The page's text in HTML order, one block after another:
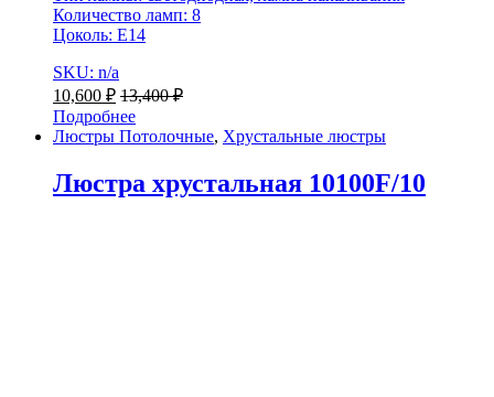
Количество ламп: 8
Цоколь: Е14
SKU: n/a
10,600 ₽ 13,400₽
Подробнее
Люстры Потолочные, Хрустальные люстры
Люстра хрустальная 10100F/10